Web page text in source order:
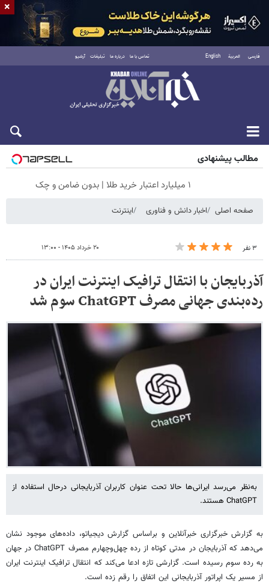
فارسی العربية English تماس با ما درباره ما تبلیغات آرشیو
جمعه ۱۶ مرداد ۱۴۰۵
مطالب پیشنهادی
۱ میلیارد اعتبار خرید طلا | بدون ضامن و چک
صفحه اصلی اخبار دانش و فناوری اینترنت
۳ نفر ۲۰ خرداد ۱۴۰۵ - ۱۳:۰۰
آذربایجان با انتقال ترافیک اینترنت ایران در
رده‌بندی جهانی مصرف ChatGPT سوم شد
به‌نظر می‌رسد ایرانی‌ها حالا تحت عنوان کاربران آذربایجانی درحال استفاده از
ChatGPT هستند.
به گزارش خبرگزاری خبرآنلاین و براساس گزارش دیجیاتو، داده‌های موجود نشان
می‌دهد که آذربایجان در مدتی کوتاه از رده چهل‌وچهارم مصرف ChatGPT در جهان
به رده سوم رسیده است. گزارشی تازه ادعا می‌کند که انتقال ترافیک اینترنت ایران
از مسیر یک اپراتور آذربایجانی این اتفاق را رقم زده است.
×